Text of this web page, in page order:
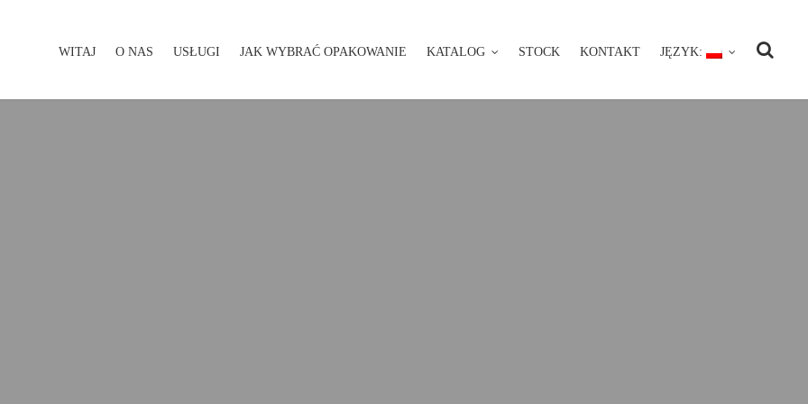
WITAJ O NAS USŁUGI JAK WYBRAĆ OPAKOWANIE KATALOG STOCK KONTAKT JĘZYK:
WITAJ O NAS USŁUGI JAK WYBRAĆ OPAKOWANIE KATALOG STOCK KONTAKT JĘZYK: